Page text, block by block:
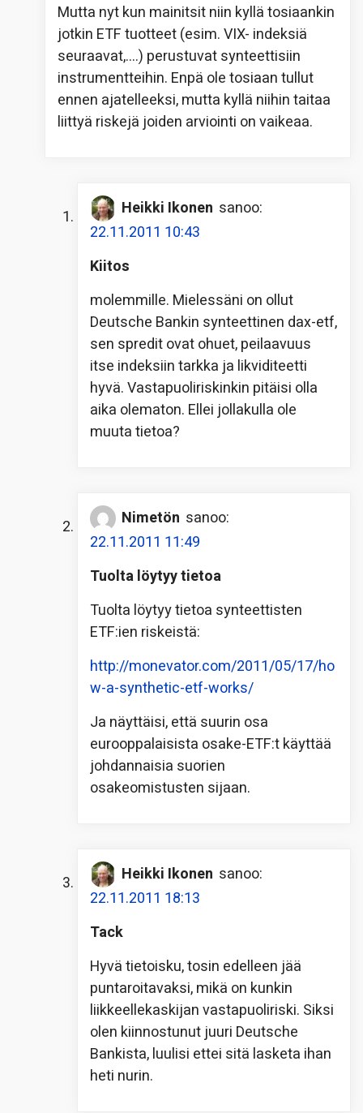
Mutta nyt kun mainitsit niin kyllä tosiaankin
jotkin ETF tuotteet (esim. VIX- indeksiä
seuraavat,….) perustuvat synteettisiin
instrumentteihin. Enpä ole tosiaan tullut
ennen ajatelleeksi, mutta kyllä niihin taitaa
liittyä riskejä joiden arviointi on vaikeaa.
Heikki Ikonen sanoo:
22.11.2011 10:43
Kiitos
molemmille. Mielessäni on ollut
Deutsche Bankin synteettinen dax-etf,
sen spredit ovat ohuet, peilaavuus
itse indeksiin tarkka ja likviditeetti
hyvä. Vastapuoliriskinkin pitäisi olla
aika olematon. Ellei jollakulla ole
muuta tietoa?
Nimetön sanoo:
22.11.2011 11:49
Tuolta löytyy tietoa
Tuolta löytyy tietoa synteettisten
ETF:ien riskeistä:
http://monevator.com/2011/05/17/ho
w-a-synthetic-etf-works/
Ja näyttäisi, että suurin osa
eurooppalaisista osake-ETF:t käyttää
johdannaisia suorien
osakeomistusten sijaan.
Heikki Ikonen sanoo:
22.11.2011 18:13
Tack
Hyvä tietoisku, tosin edelleen jää
puntaroitavaksi, mikä on kunkin
liikkeellekaskijan vastapuoliriski. Siksi
olen kiinnostunut juuri Deutsche
Bankista, luulisi ettei sitä lasketa ihan
heti nurin.